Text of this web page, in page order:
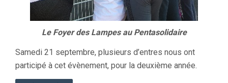
Le Foyer des Lampes au Pentasolidaire
Samedi 21 septembre, plusieurs d’entres nous ont
participé à cet évènement, pour la deuxième année.